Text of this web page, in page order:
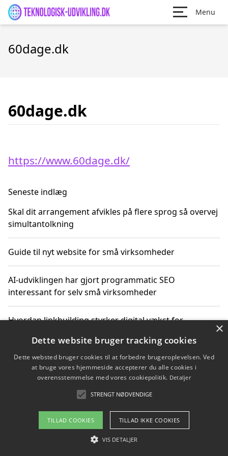
Menu
60dage.dk
60dage.dk
https://www.60dage.dk/
Seneste indlæg
Skal dit arrangement afvikles på flere sprog så overvej
simultantolkning
Guide til nyt website for små virksomheder
AI-udviklingen har gjort programmatic SEO
interessant for selv små virksomheder
Hvordan linkbuilding styrker digital vækst for
Sådan har udviklingen inden for genbrug af elektronik
ændret sig
Copyright 2026 - Pilanto Aps
Om / kontakt
×
Dette website bruger tracking cookies
Dette websted bruger cookies til at forbedre brugeroplevelsen. Ved
at bruge vores hjemmeside accepterer du alle cookies i
overensstemmelse med vores cookiepolitik. Detaljer
STRENGT NØDVENDIGE
TILLAD COOKIES TILLAD IKKE COOKIES
VIS DETALJER